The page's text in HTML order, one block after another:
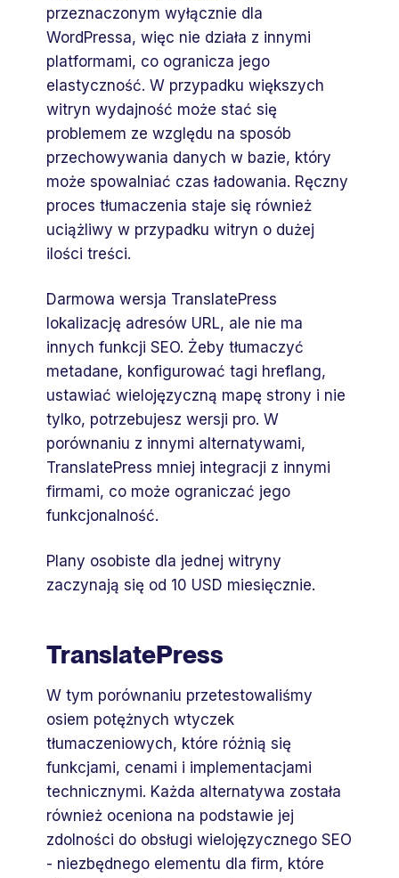
przeznaczonym wyłącznie dla
WordPressa, więc nie działa z innymi
platformami, co ogranicza jego
elastyczność. W przypadku większych
witryn wydajność może stać się
problemem ze względu na sposób
przechowywania danych w bazie, który
może spowalniać czas ładowania. Ręczny
proces tłumaczenia staje się również
uciążliwy w przypadku witryn o dużej
ilości treści.
Darmowa wersja TranslatePress
lokalizację adresów URL, ale nie ma
innych funkcji SEO. Żeby tłumaczyć
metadane, konfigurować tagi hreflang,
ustawiać wielojęzyczną mapę strony i nie
tylko, potrzebujesz wersji pro. W
porównaniu z innymi alternatywami,
TranslatePress mniej integracji z innymi
firmami, co może ograniczać jego
funkcjonalność.
Plany osobiste dla jednej witryny
zaczynają się od 10 USD miesięcznie.
TranslatePress
W tym porównaniu przetestowaliśmy
osiem potężnych wtyczek
tłumaczeniowych, które różnią się
funkcjami, cenami i implementacjami
technicznymi. Każda alternatywa została
również oceniona na podstawie jej
zdolności do obsługi wielojęzycznego SEO
- niezbędnego elementu dla firm, które